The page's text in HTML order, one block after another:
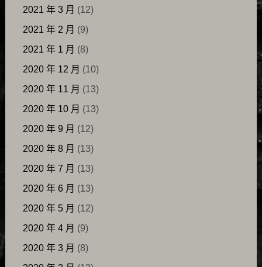
2021 年 3 月 (12)
2021 年 2 月 (9)
2021 年 1 月 (8)
2020 年 12 月 (10)
2020 年 11 月 (13)
2020 年 10 月 (13)
2020 年 9 月 (12)
2020 年 8 月 (13)
2020 年 7 月 (13)
2020 年 6 月 (13)
2020 年 5 月 (12)
2020 年 4 月 (9)
2020 年 3 月 (8)